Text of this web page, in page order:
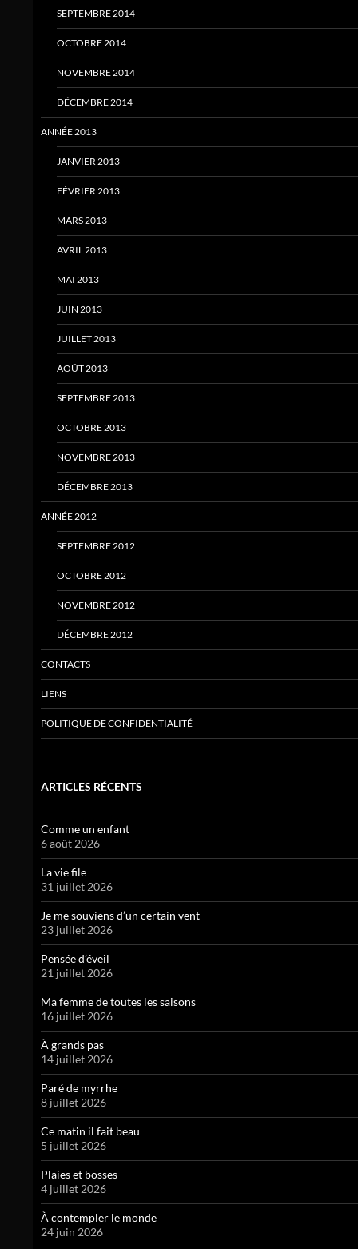
SEPTEMBRE 2014
OCTOBRE 2014
NOVEMBRE 2014
DÉCEMBRE 2014
ANNÉE 2013
JANVIER 2013
FÉVRIER 2013
MARS 2013
AVRIL 2013
MAI 2013
JUIN 2013
JUILLET 2013
AOÛT 2013
SEPTEMBRE 2013
OCTOBRE 2013
NOVEMBRE 2013
DÉCEMBRE 2013
ANNÉE 2012
SEPTEMBRE 2012
OCTOBRE 2012
NOVEMBRE 2012
DÉCEMBRE 2012
CONTACTS
LIENS
POLITIQUE DE CONFIDENTIALITÉ
ARTICLES RÉCENTS
Comme un enfant
6 août 2026
La vie file
31 juillet 2026
Je me souviens d’un certain vent
23 juillet 2026
Pensée d’éveil
21 juillet 2026
Ma femme de toutes les saisons
16 juillet 2026
À grands pas
14 juillet 2026
Paré de myrrhe
8 juillet 2026
Ce matin il fait beau
5 juillet 2026
Plaies et bosses
4 juillet 2026
À contempler le monde
24 juin 2026